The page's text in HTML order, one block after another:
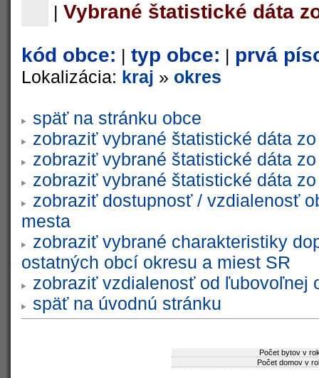
|Vybrané štatistické dáta
kód obce: | typ obce: | prvá
Lokalizácia: kraj » okres
späť na stránku obce
zobraziť vybrané štatistické dáta
zobraziť vybrané štatistické dáta
zobraziť vybrané štatistické dáta
zobraziť dostupnosť / vzdialenosť
mesta
zobraziť vybrané charakteristiky
ostatných obcí okresu a miest SR
zobraziť vzdialenosť od ľubovoľnej
späť na úvodnú stránku
Počet bytov v
Počet domov v